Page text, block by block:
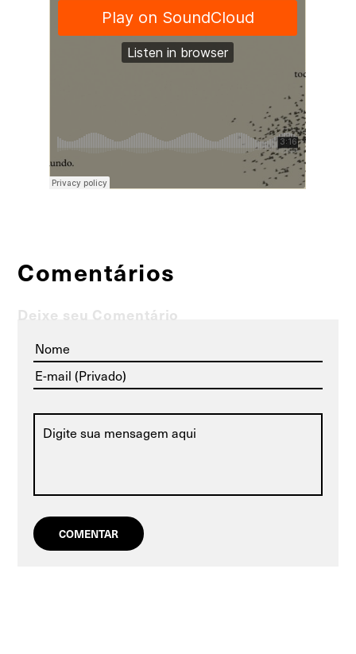
Comentários
Deixe seu Comentário